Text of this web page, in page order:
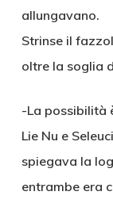
allungavano.
Strinse il
oltre la soglia
-La possibilità
Lie Nu e
spiegava la
entrambe era